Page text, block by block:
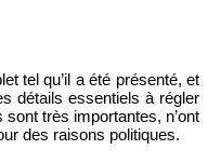
tel qu’il a été présenté, et
détails essentiels à régler
très importantes, n’ont
des raisons politiques.